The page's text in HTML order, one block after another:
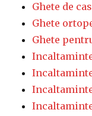
Ghete de
Ghete
Ghete